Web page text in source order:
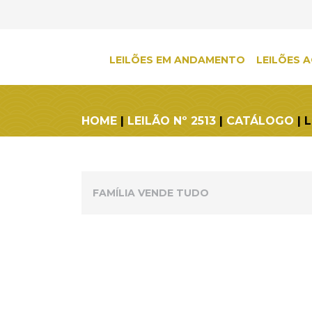
LEILÕES EM ANDAMENTO LEILÕES
HOME | LEILÃO Nº 2513 | CATÁLOGO |
FAMÍLIA VENDE TUDO